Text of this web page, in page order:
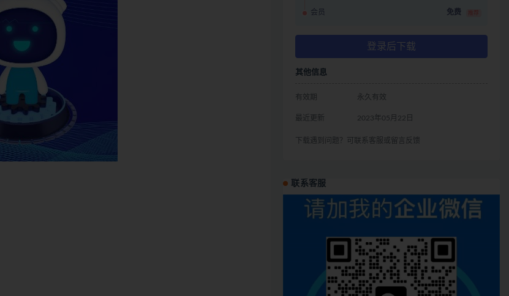
会员 免费 推荐
登录后下载
其他信息
有效期 永久有效
最近更新 2023年05月22日
下载遇到问题？可联系客服或留言反馈
联系客服